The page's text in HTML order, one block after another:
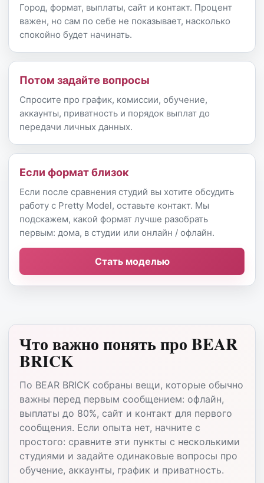
Город, формат, выплаты, сайт и контакт. Процент
важен, но сам по себе не показывает, насколько
спокойно будет начинать.
Потом задайте вопросы
Спросите про график, комиссии, обучение,
аккаунты, приватность и порядок выплат до
передачи личных данных.
Если формат близок
Если после сравнения студий вы хотите обсудить
работу с Pretty Model, оставьте контакт. Мы
подскажем, какой формат лучше разобрать
первым: дома, в студии или онлайн / офлайн.
Стать моделью
Что важно понять про BEAR
BRICK
По BEAR BRICK собраны вещи, которые обычно
важны перед первым сообщением: офлайн,
выплаты до 80%, сайт и контакт для первого
сообщения. Если опыта нет, начните с
простого: сравните эти пункты с несколькими
студиями и задайте одинаковые вопросы про
обучение, аккаунты, график и приватность.